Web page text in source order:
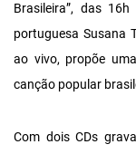
Brasileira”, das
portuguesa Susana
ao vivo, propõe
canção popular
Com dois CDs